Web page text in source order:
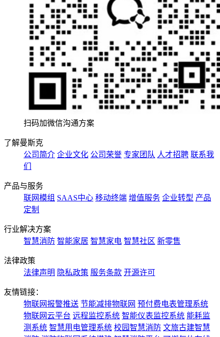
扫码加微信沟通方案
了解曼斯克
公司简介 企业文化 公司荣誉 专家团队 人才招聘 联系我
们
产品与服务
联网模组 SAAS中心 移动终端 增值服务 企业转型 产品
定制
行业解决方案
智慧消防 智能家居 智慧家电 智慧社区 新零售
法律政策
法律声明 隐私政策 服务条款 开源许可
友情链接：
物联网报警推送 节能减排物联网 预付费电表管理系统
物联网云平台 远程监控系统 智能仪表监控系统 能耗监
测系统 智慧用电管理系统 校园智慧消防 文旅古建智慧